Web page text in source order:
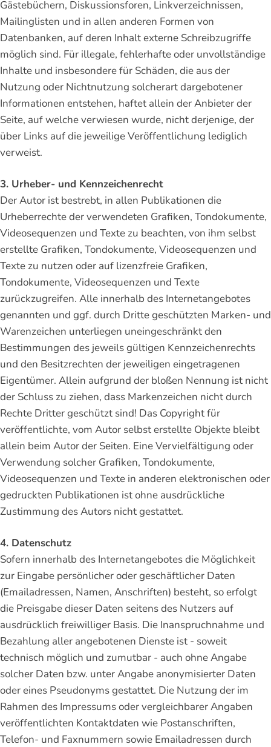
Gästebüchern, Diskussionsforen, Linkverzeichnissen,
Mailinglisten und in allen anderen Formen von
Datenbanken, auf deren Inhalt externe Schreibzugriffe
möglich sind. Für illegale, fehlerhafte oder unvollständige
Inhalte und insbesondere für Schäden, die aus der
Nutzung oder Nichtnutzung solcherart dargebotener
Informationen entstehen, haftet allein der Anbieter der
Seite, auf welche verwiesen wurde, nicht derjenige, der
über Links auf die jeweilige Veröffentlichung lediglich
verweist.
3. Urheber- und Kennzeichenrecht
Der Autor ist bestrebt, in allen Publikationen die
Urheberrechte der verwendeten Grafiken, Tondokumente,
Videosequenzen und Texte zu beachten, von ihm selbst
erstellte Grafiken, Tondokumente, Videosequenzen und
Texte zu nutzen oder auf lizenzfreie Grafiken,
Tondokumente, Videosequenzen und Texte
zurückzugreifen. Alle innerhalb des Internetangebotes
genannten und ggf. durch Dritte geschützten Marken- und
Warenzeichen unterliegen uneingeschränkt den
Bestimmungen des jeweils gültigen Kennzeichenrechts
und den Besitzrechten der jeweiligen eingetragenen
Eigentümer. Allein aufgrund der bloßen Nennung ist nicht
der Schluss zu ziehen, dass Markenzeichen nicht durch
Rechte Dritter geschützt sind! Das Copyright für
veröffentlichte, vom Autor selbst erstellte Objekte bleibt
allein beim Autor der Seiten. Eine Vervielfältigung oder
Verwendung solcher Grafiken, Tondokumente,
Videosequenzen und Texte in anderen elektronischen oder
gedruckten Publikationen ist ohne ausdrückliche
Zustimmung des Autors nicht gestattet.
4. Datenschutz
Sofern innerhalb des Internetangebotes die Möglichkeit
zur Eingabe persönlicher oder geschäftlicher Daten
(Emailadressen, Namen, Anschriften) besteht, so erfolgt
die Preisgabe dieser Daten seitens des Nutzers auf
ausdrücklich freiwilliger Basis. Die Inanspruchnahme und
Bezahlung aller angebotenen Dienste ist - soweit
technisch möglich und zumutbar - auch ohne Angabe
solcher Daten bzw. unter Angabe anonymisierter Daten
oder eines Pseudonyms gestattet. Die Nutzung der im
Rahmen des Impressums oder vergleichbarer Angaben
veröffentlichten Kontaktdaten wie Postanschriften,
Telefon- und Faxnummern sowie Emailadressen durch